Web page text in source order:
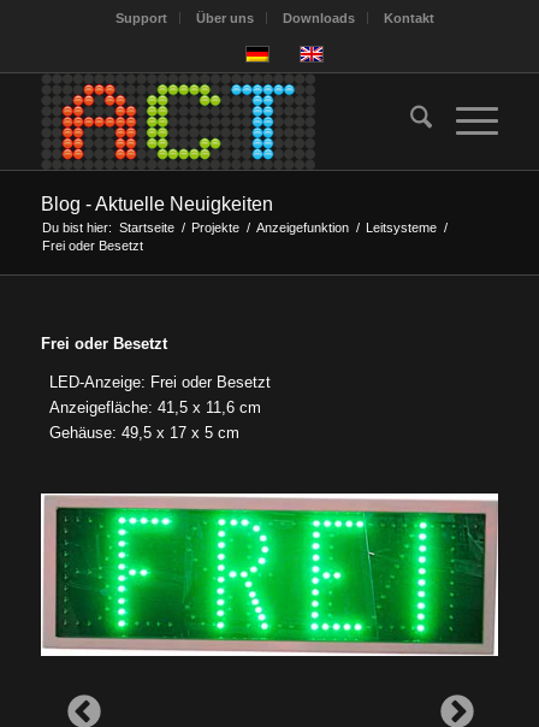
Support Über uns Downloads Kontakt
Blog - Aktuelle Neuigkeiten
Du bist hier: Startseite / Projekte / Anzeigefunktion / Leitsysteme /
Frei oder Besetzt
Frei oder Besetzt
LED-Anzeige: Frei oder Besetzt
Anzeigefläche: 41,5 x 11,6 cm
Gehäuse: 49,5 x 17 x 5 cm